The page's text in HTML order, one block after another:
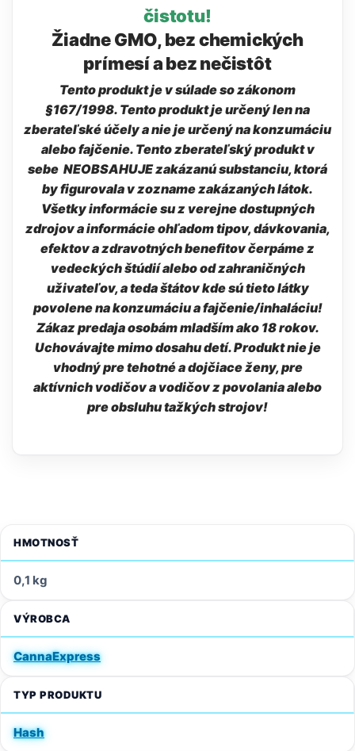
čistotu!
Žiadne GMO, bez chemických
prímesí a bez nečistôt
Tento produkt je v súlade so zákonom
§167/1998. Tento produkt je určený len na
zberateľské účely a nie je určený na konzumáciu
alebo fajčenie. Tento zberateľský produkt v
sebe NEOBSAHUJE zakázanú substanciu, ktorá
by figurovala v zozname zakázaných látok.
Všetky informácie su z verejne dostupných
zdrojov a informácie ohľadom tipov, dávkovania,
efektov a zdravotných benefitov čerpáme z
vedeckých štúdií alebo od zahraničných
uživateľov, a teda štátov kde sú tieto látky
povolene na konzumáciu a fajčenie/inhaláciu!
Zákaz predaja osobám mladším ako 18 rokov.
Uchovávajte mimo dosahu detí. Produkt nie je
vhodný pre tehotné a dojčiace ženy, pre
aktívnich vodičov a vodičov z povolania alebo
pre obsluhu tažkých strojov!
HMOTNOSŤ
0,1 kg
VÝROBCA
CannaExpress
TYP PRODUKTU
Hash